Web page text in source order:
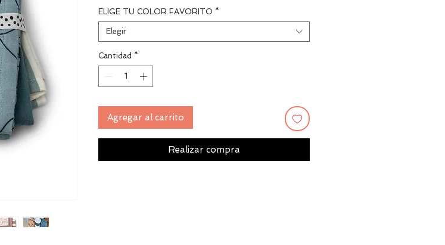
oferta
ELIGE TU COLOR FAVORITO *
Elegir
Cantidad *
Agregar al carrito
Realizar compra